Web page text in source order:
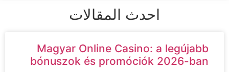
احدث المقالات
Magyar Online Casino: a legújabb
bónuszok és promóciók 2026-ban